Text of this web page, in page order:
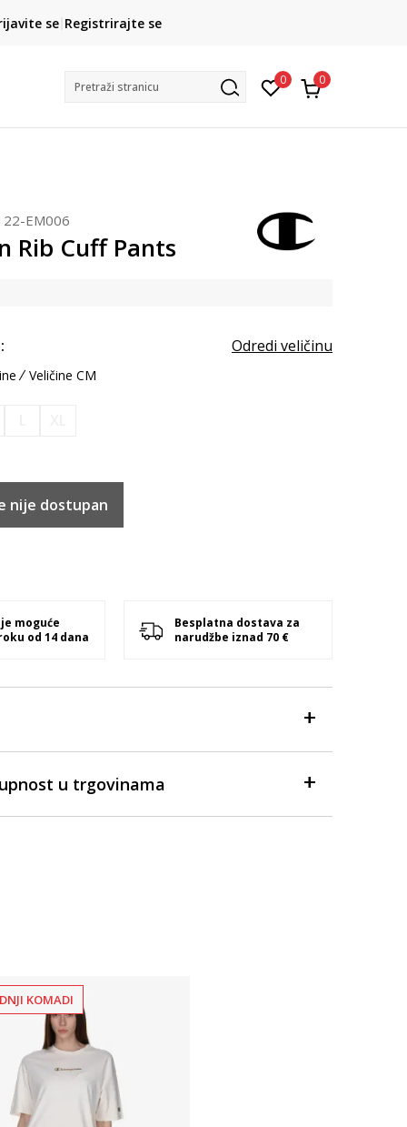
CLICK& COLLECT
besplatno preuzimanje u trgovini
se Registrirajte se
Pretraži stranicu 0 0
EM006
Rib Cuff Pants
Odredi veličinu
Veličine CM
nije dostupan
moguće
od 14 dana
Besplatna dostava za
narudžbe iznad 70 €
u trgovinama
KOMADI